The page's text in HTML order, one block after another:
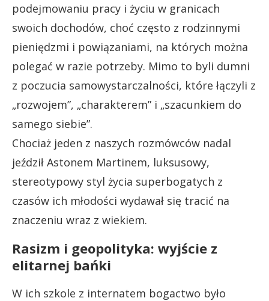
podejmowaniu pracy i życiu w granicach
swoich dochodów, choć często z rodzinnymi
pieniędzmi i powiązaniami, na których można
polegać w razie potrzeby. Mimo to byli dumni
z poczucia samowystarczalności, które łączyli z
„rozwojem”, „charakterem” i „szacunkiem do
samego siebie”.
Chociaż jeden z naszych rozmówców nadal
jeździł Astonem Martinem, luksusowy,
stereotypowy styl życia superbogatych z
czasów ich młodości wydawał się tracić na
znaczeniu wraz z wiekiem.
Rasizm i geopolityka: wyjście z
elitarnej bańki
W ich szkole z internatem bogactwo było